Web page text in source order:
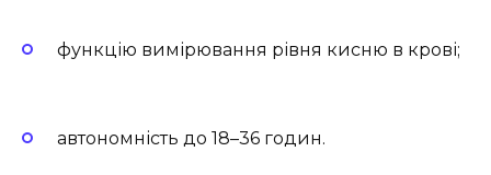
функцію вимірювання рівня кисню в крові;
автономність до 18–36 годин.